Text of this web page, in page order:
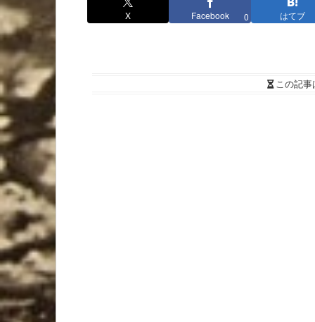
X Facebook 0 はてブ
この記事